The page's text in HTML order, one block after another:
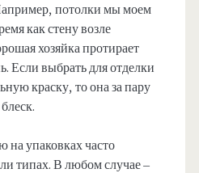
потолки мы моем
как стену возле
хозяйка протирает
Если выбрать для отделки
краску, то она за пару
на упаковках часто
типах. В любом случае –